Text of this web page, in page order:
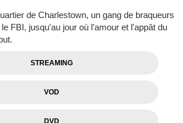
de Charlestown, un gang de braqueurs
FBI, jusqu'au jour où l'amour et l'appât du
STREAMING
VOD
DVD